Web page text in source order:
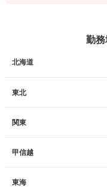
勤
北海道
東北
関東
甲信越
東海